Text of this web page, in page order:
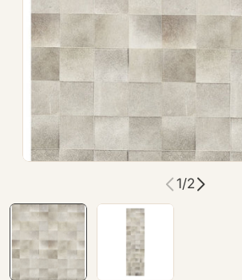
Öffnen Sie das Medium 0 im
1/2